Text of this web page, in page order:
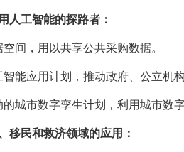
人工智能的探路者：
间，用以共享公共采购数据。
智能应用计划，推动政府、公立机
的城市数字孪生计划，利用城市数
移民和救济领域的应用：